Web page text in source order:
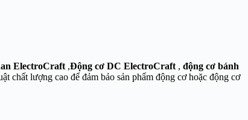
ElectroCraft ,Động cơ DC ElectroCraft , động cơ bánh
chất lượng cao để đảm bảo sản phẩm động cơ hoặc động cơ